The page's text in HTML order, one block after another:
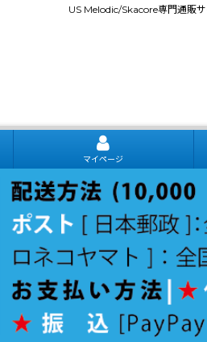
US Melodic/Skacore専門通販
マイページ